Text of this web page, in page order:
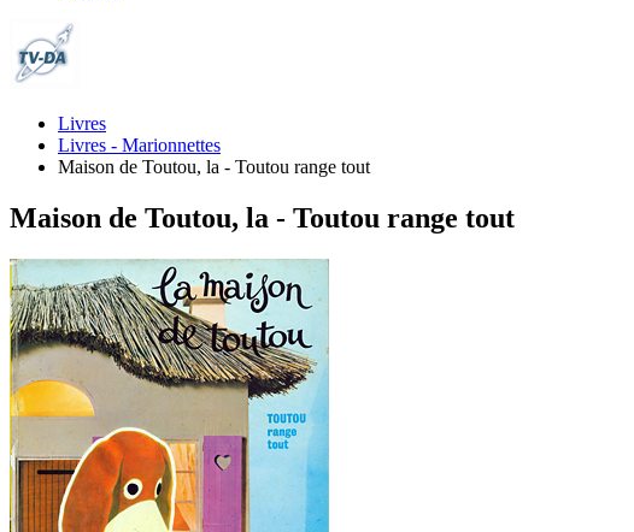
Livres
Livres - Marionnettes
Maison de Toutou, la - Toutou range tout
Maison de Toutou, la - Toutou range tout